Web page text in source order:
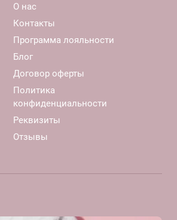
О нас
Контакты
Программа лояльности
Блог
Договор оферты
Политика
конфиденциальности
Реквизиты
Отзывы